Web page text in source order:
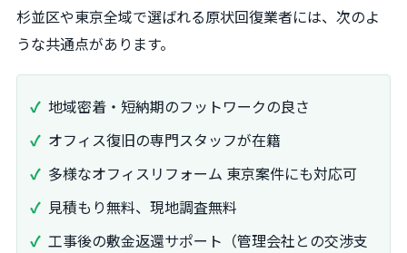
杉並区や東京全域で選ばれる原状回復業者には、次のよ
うな共通点があります。
地域密着・短納期のフットワークの良さ
オフィス復旧の専門スタッフが在籍
多様なオフィスリフォーム 東京案件にも対応可
見積もり無料、現地調査無料
工事後の敷金返還サポート（管理会社との交渉支